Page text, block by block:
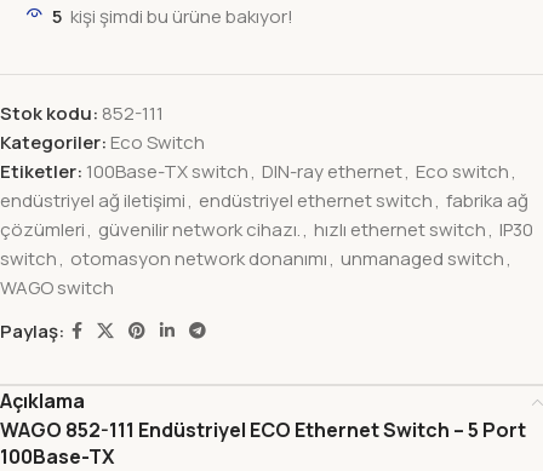
5 kişi şimdi bu ürüne bakıyor!
Stok kodu: 852-111
Kategoriler: Eco Switch
Etiketler: 100Base-TX switch, DIN-ray ethernet, Eco switch,
endüstriyel ağ iletişimi, endüstriyel ethernet switch, fabrika ağ
çözümleri, güvenilir network cihazı., hızlı ethernet switch, IP30
switch, otomasyon network donanımı, unmanaged switch,
WAGO switch
Paylaş:
Açıklama
WAGO 852-111 Endüstriyel ECO Ethernet Switch – 5 Port
100Base-TX